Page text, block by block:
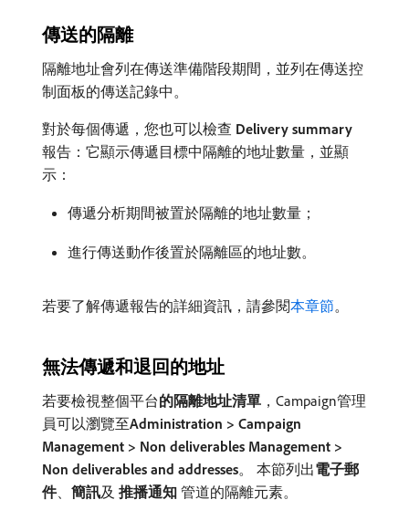
傳送的隔離
隔離地址會列在傳送準備階段期間，並列在傳送控
制面板的傳送記錄中。
對於每個傳遞，您也可以檢查​ Delivery summary
報告：它顯示傳遞目標中隔離的地址數量，並顯
示：
傳遞分析期間被置於隔離的地址數量；
進行傳送動作後置於隔離區的地址數。
若要了解傳遞報告的詳細資訊，請參閱本章節。
無法傳遞和退回的地址
若要檢視整個平台​的隔離地址清單 ，Campaign管理
員可以瀏覽至​Administration > Campaign
Management > Non deliverables Management >
Non deliverables and addresses。 本節列出​電子郵
件、 簡訊​及​ 推播通知 ​管道的隔離元素。